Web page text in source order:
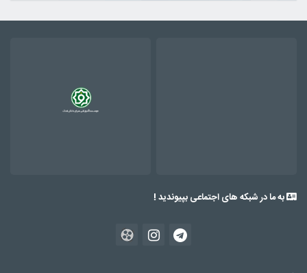
به ما در شبکه های اجتماعی بپیوندید !